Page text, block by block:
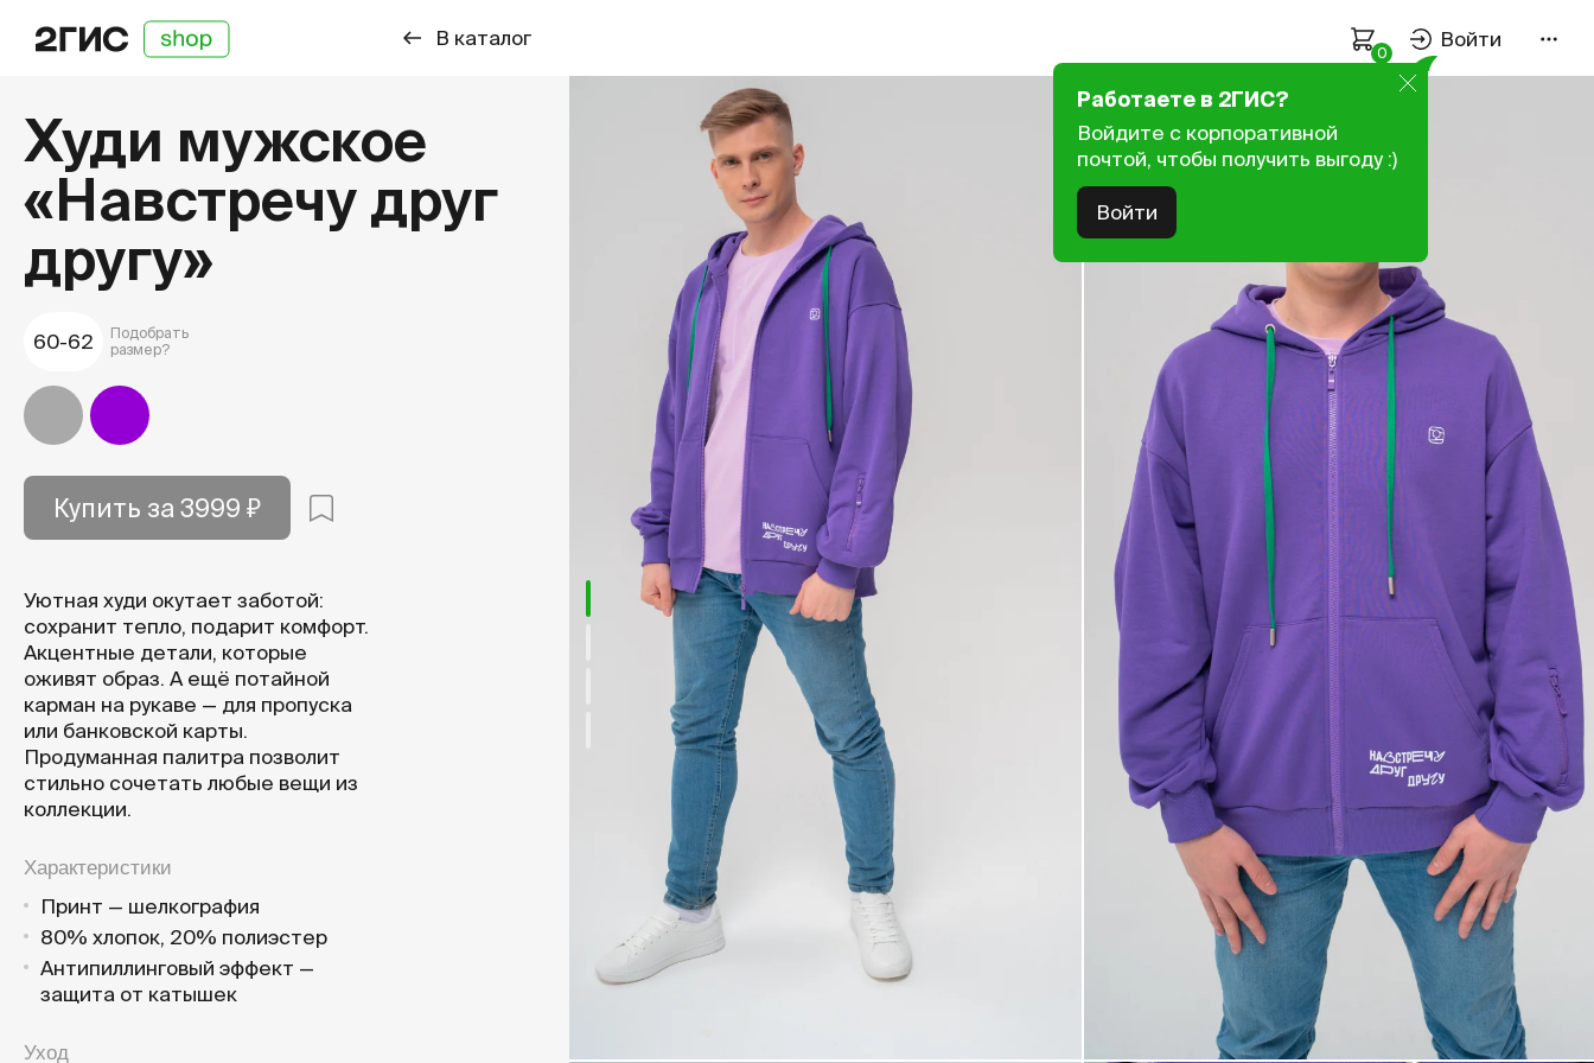
0
Войти
В каталог
Оплата и доставка
Как подобрать размер
Политика конфиденциальности
Связаться с нами
Работаем пн–пт — 9:00–18:00
+7 923 107-61-59
Работаете в 2ГИС?
Войдите с корпоративной
почтой, чтобы получить выгоду :)
Войти
Худи мужское
«Навстречу друг
другу»
60-62
Подобрать
размер?
Серый
Купить за 3999 ₽
Уютная худи окутает заботой:
сохранит тепло, подарит комфорт.
Акцентные детали, которые
оживят образ. А ещё потайной
карман на рукаве — для пропуска
или банковской карты.
Продуманная палитра позволит
стильно сочетать любые вещи из
коллекции.
Характеристики
Принт — шелкография
80% хлопок, 20% полиэстер
Антипиллинговый эффект —
защита от катышек
Уход